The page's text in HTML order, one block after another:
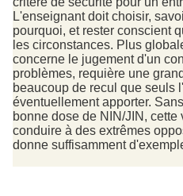
L'enseignant doit choisir,
pourquoi, et rester conscient
les circonstances. Plus
concerne le jugement d'un
problèmes, requière une
beaucoup de recul que seuls
éventuellement apporter.
bonne dose de NIN/JIN,
conduire à des extrêmes
donne suffisamment